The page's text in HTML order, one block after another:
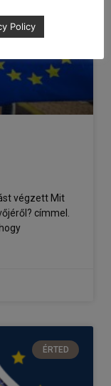
végzett Mit
címmel.
ÉRTED
Policy